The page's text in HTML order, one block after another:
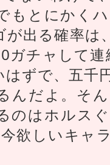
もとにかく
出る確率は
ガチャして
はずで、五千
んだよ。そ
のはホルス
欲しいキャ